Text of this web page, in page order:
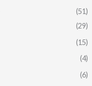
(51)
(29)
(15)
(4)
(6)